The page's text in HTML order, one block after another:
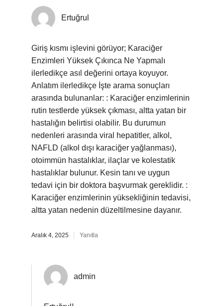
Ertuğrul
Giriş kısmı işlevini görüyor; Karaciğer
Enzimleri Yüksek Çıkınca Ne Yapmalı
ilerledikçe asıl değerini ortaya koyuyor.
Anlatım ilerledikçe İşte arama sonuçları
arasında bulunanlar: : Karaciğer enzimlerinin
rutin testlerde yüksek çıkması, altta yatan bir
hastalığın belirtisi olabilir. Bu durumun
nedenleri arasında viral hepatitler, alkol,
NAFLD (alkol dışı karaciğer yağlanması),
otoimmün hastalıklar, ilaçlar ve kolestatik
hastalıklar bulunur. Kesin tanı ve uygun
tedavi için bir doktora başvurmak gereklidir. :
Karaciğer enzimlerinin yüksekliğinin tedavisi,
altta yatan nedenin düzeltilmesine dayanır.
Aralık 4, 2025 Yanıtla
admin